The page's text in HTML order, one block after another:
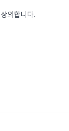
의합니다.